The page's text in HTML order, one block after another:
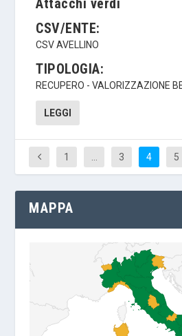
Attacchi verdi
CSV/ENTE:
CSV AVELLINO
TIPOLOGIA:
RECUPERO - VALORIZZAZIONE
LEGGI
1 3 4 5
MAPPA